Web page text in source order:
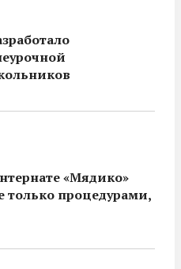
«Мядико»
только процедурами,